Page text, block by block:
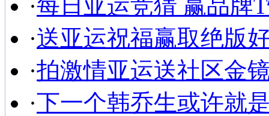
·每日亚运竞猜 赢品牌
·送亚运祝福赢取绝版
·拍激情亚运送社区金
·下一个韩乔生或许就